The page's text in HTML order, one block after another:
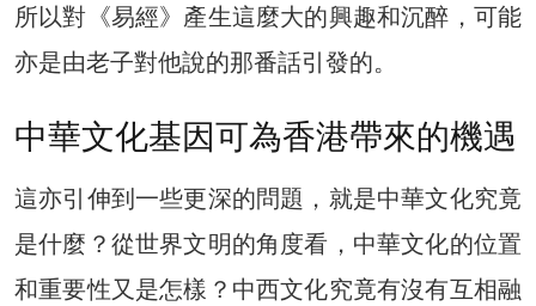
所以對《易經》產生這麼大的興趣和沉醉，可能
亦是由老子對他說的那番話引發的。
中華文化基因可為香港帶來的機遇
這亦引伸到一些更深的問題，就是中華文化究竟
是什麼？從世界文明的角度看，中華文化的位置
和重要性又是怎樣？中西文化究竟有沒有互相融